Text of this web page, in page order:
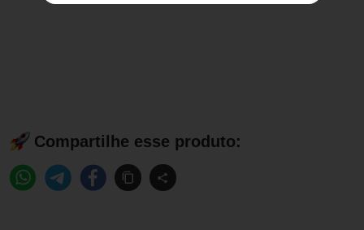
Compartilhe esse produto: